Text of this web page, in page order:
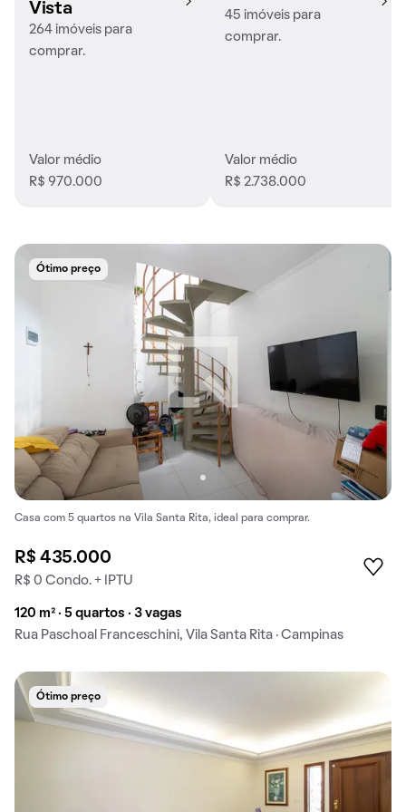
Vista
264 imóveis para
comprar.
Valor médio
R$ 970.000
45 imóveis para
comprar.
Valor médio
R$ 2.738.000
Ótimo preço
Casa com 5 quartos na Vila Santa Rita, ideal para comprar.
R$ 435.000
R$ 0 Condo. + IPTU
120 m² · 5 quartos · 3 vagas
Rua Paschoal Franceschini, Vila Santa Rita · Campinas
Ótimo preço